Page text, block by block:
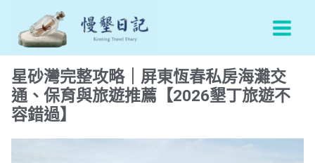
Main
星砂灣完整攻略｜屏東恆春私房海灘交
通、保育與旅遊推薦【2026墾丁旅遊不
容錯過】